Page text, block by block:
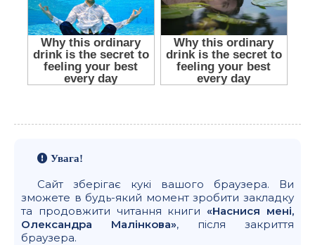
Увага!
Сайт зберігає кукі вашого браузера. Ви
зможете в будь-який момент зробити закладку
та продовжити читання книги «Наснися мені,
Олександра Малінкова», після закриття
браузера.